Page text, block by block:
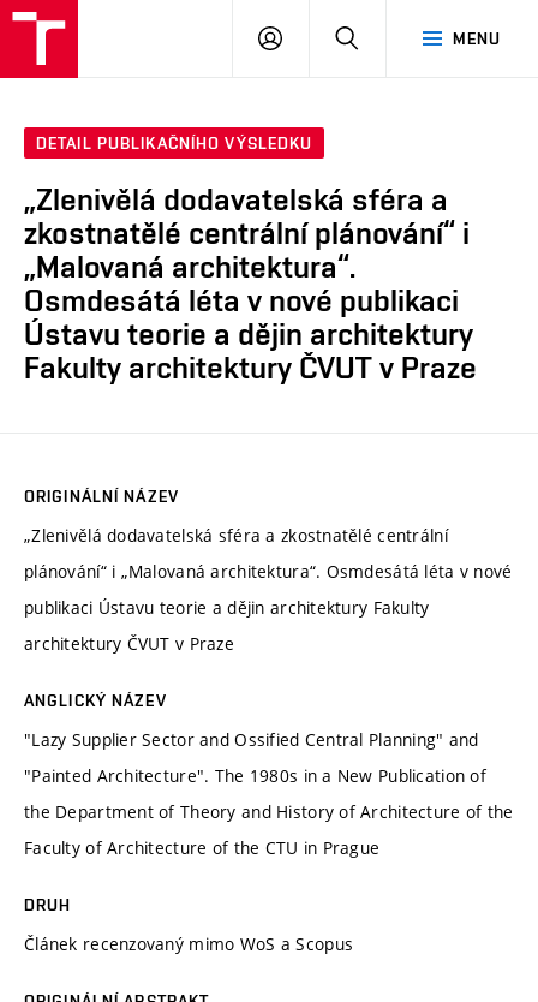
MENU
PŘIHLÁSIT
DETAIL PUBLIKAČNÍHO VÝSLEDKU
„Zlenivělá dodavatelská sféra a
zkostnatělé centrální plánování“ i
„Malovaná architektura“.
Osmdesátá léta v nové publikaci
Ústavu teorie a dějin architektury
Fakulty architektury ČVUT v Praze
ORIGINÁLNÍ NÁZEV
„Zlenivělá dodavatelská sféra a zkostnatělé centrální
plánování“ i „Malovaná architektura“. Osmdesátá léta v nové
publikaci Ústavu teorie a dějin architektury Fakulty
architektury ČVUT v Praze
ANGLICKÝ NÁZEV
"Lazy Supplier Sector and Ossified Central Planning" and
"Painted Architecture". The 1980s in a New Publication of
the Department of Theory and History of Architecture of the
Faculty of Architecture of the CTU in Prague
DRUH
Článek recenzovaný mimo WoS a Scopus